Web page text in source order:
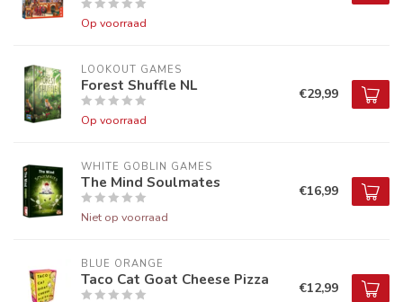
Op voorraad
LOOKOUT GAMES
Forest Shuffle NL
Op voorraad
€29,99
WHITE GOBLIN GAMES
The Mind Soulmates
Niet op voorraad
€16,99
BLUE ORANGE
Taco Cat Goat Cheese Pizza €12,99